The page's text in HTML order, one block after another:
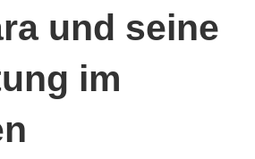
und seine
im